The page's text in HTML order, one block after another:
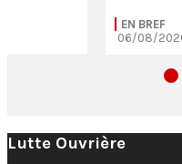
EN BREF
06/08/
Lutte Ouvrière